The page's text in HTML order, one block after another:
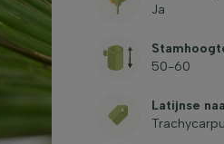
Ja
50-60
Latijnse